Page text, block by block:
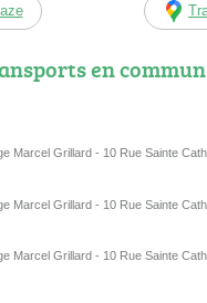
en commun
Marcel Grillard - 10 Rue Sainte
Marcel Grillard - 10 Rue Sainte
Marcel Grillard - 10 Rue Sainte